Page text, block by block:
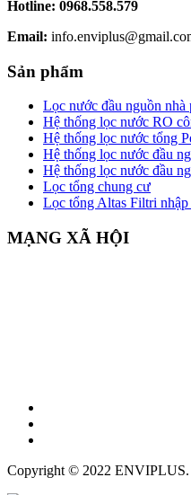
Hotline: 0968.558.579
Email:
Sản phẩm
Lọc nước đầu nguồn nhà
Hệ thống lọc nước RO
Hệ thống lọc nước tổng
Hệ thống lọc nước đầu
Hệ thống lọc nước đầu
Lọc tổng chung cư
Lọc tổng Altas Filtri
MẠNG XÃ HỘI
Copyright © 2022 ENVIPLUS.